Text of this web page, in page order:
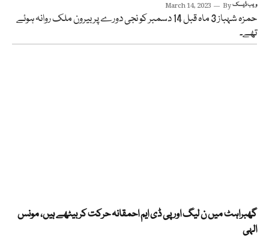
March 14, 2023 Byویب ڈیسک
حمزہ شہباز 3 ماہ قبل 14 دسمبر کو نجی دورے پر بیرون ملک روانہ ہوئے
تھے۔
گھبراہٹ میں ن لیگ اور پی ڈی ایم احمقانہ حرکت کر بیٹھے ہیں، مونس
الہی